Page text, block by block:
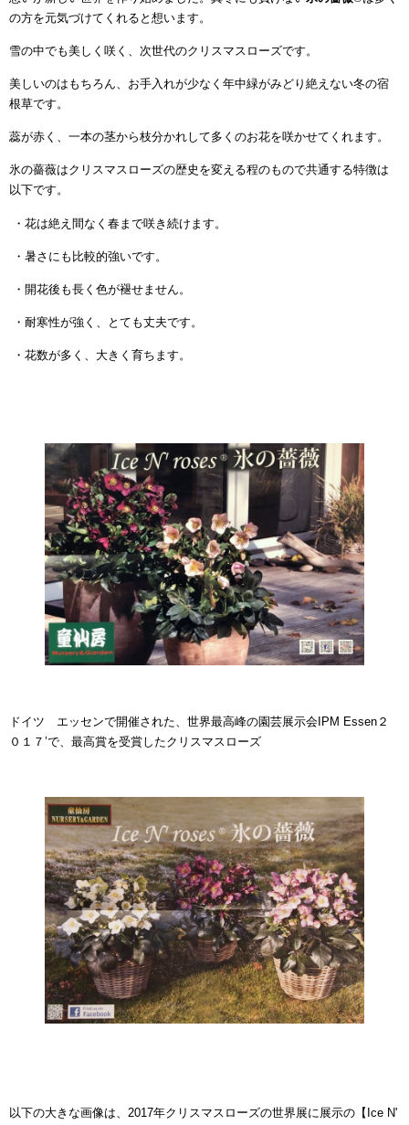
の方を元気づけてくれると想います。
雪の中でも美しく咲く、次世代のクリスマスローズです。
美しいのはもちろん、お手入れが少なく年中緑がみどり絶えない冬の宿
根草です。
蕊が赤く、一本の茎から枝分かれして多くのお花を咲かせてくれます。
氷の薔薇はクリスマスローズの歴史を変える程のもので共通する特徴は
以下です。
・花は絶え間なく春まで咲き続けます。
・暑さにも比較的強いです。
・開花後も長く色が褪せません。
・耐寒性が強く、とても丈夫です。
・花数が多く、大きく育ちます。
ドイツ エッセンで開催された、世界最高峰の園芸展示会IPM Essen２
０１７’で、最高賞を受賞したクリスマスローズ
以下の大きな画像は、2017年クリスマスローズの世界展に展示の【Ice N'